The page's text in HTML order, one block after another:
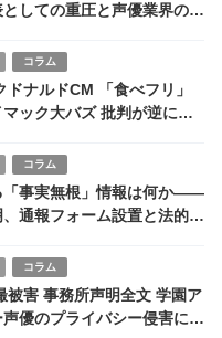
しての重圧と声優業界の課
コラム
ナルドCM 「食べフリ」
ック大バズ 批判が逆に購
コラム
「事実無根」情報は何か——
通報フォーム設置と法的措
コラム
被害 事務所声明全文 学園ア
優のプライバシー侵害に法